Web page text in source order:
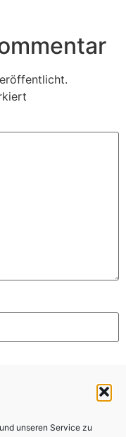
unseren Service zu